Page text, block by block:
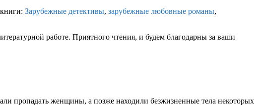
Зарубежные детективы, зарубежные любовные романы,
работе. Приятного чтения, и будем благодарны за ваши
пропадать женщины, а позже находили безжизненные тела некоторых